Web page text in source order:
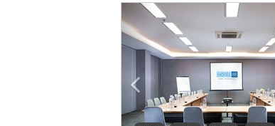
Previous